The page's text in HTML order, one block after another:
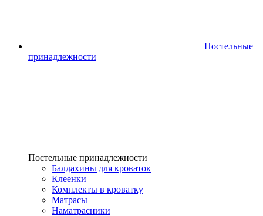
Постельные
принадлежности
Постельные принадлежности
Балдахины для кроваток
Клеенки
Комплекты в кроватку
Матрасы
Наматрасники